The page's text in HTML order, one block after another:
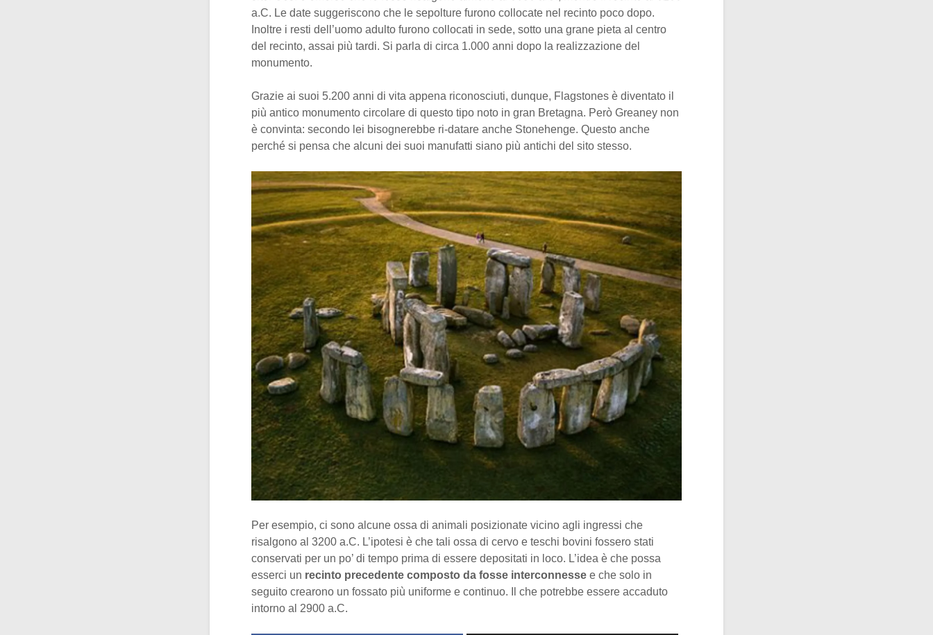
a.C. Le date suggeriscono che le sepolture furono collocate nel recinto poco dopo.
Inoltre i resti dell’uomo adulto furono collocati in sede, sotto una grane pieta al centro
del recinto, assai più tardi. Si parla di circa 1.000 anni dopo la realizzazione del
monumento.
Grazie ai suoi 5.200 anni di vita appena riconosciuti, dunque, Flagstones è diventato il
più antico monumento circolare di questo tipo noto in gran Bretagna. Però Greaney non
è convinta: secondo lei bisognerebbe ri-datare anche Stonehenge. Questo anche
perché si pensa che alcuni dei suoi manufatti siano più antichi del sito stesso.
Per esempio, ci sono alcune ossa di animali posizionate vicino agli ingressi che
risalgono al 3200 a.C. L’ipotesi è che tali ossa di cervo e teschi bovini fossero stati
conservati per un po’ di tempo prima di essere depositati in loco. L’idea è che possa
esserci un recinto precedente composto da fosse interconnesse e che solo in
seguito crearono un fossato più uniforme e continuo. Il che potrebbe essere accaduto
intorno al 2900 a.C.